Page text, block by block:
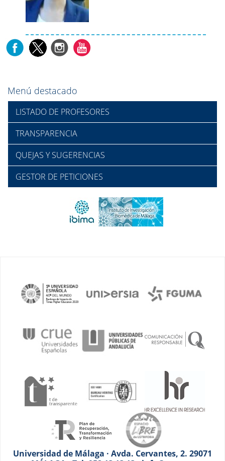
Menú destacado
LISTADO DE PROFESORES
TRANSPARENCIA
QUEJAS Y SUGERENCIAS
GESTOR DE PETICIONES
Universidad de Málaga · Avda. Cervantes, 2. 29071